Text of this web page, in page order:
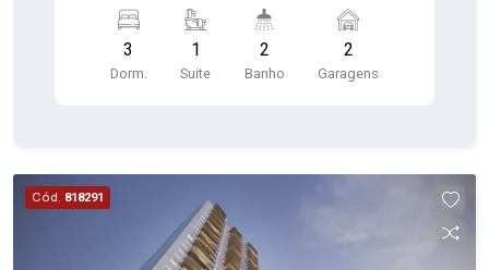
3
Dorm.
1
Suite
2
Banho
2
Garagens
Cód. 818291